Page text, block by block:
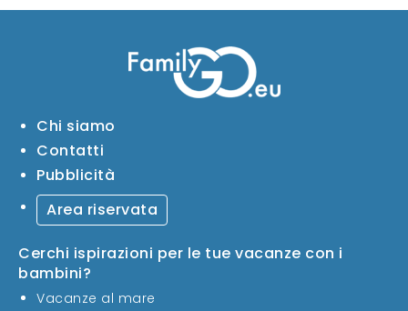
Chi siamo
Contatti
Pubblicità
Area riservata
Cerchi ispirazioni per le tue vacanze con i
bambini?
Vacanze al mare